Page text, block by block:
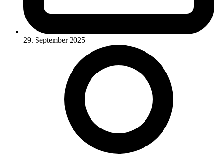
29. September 2025